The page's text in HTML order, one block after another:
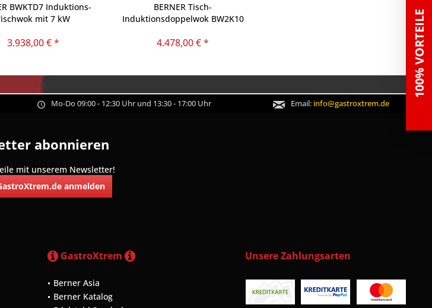
BWKTD7 Induktions-
mit 7 kW
3.938,00 € *
BERNER Tisch-
Induktionsdoppelwok BW2K10
4.478,00 € *
Mo-Do 09:00 - 12:30 Uhr und 13:30 - 17:00 Uhr Email: info@gastroxtrem.de
abonnieren
mit unserem Newsletter!
anmelden
GastroXtrem
Berner Asia
Berner Katalog
Unsere Zahlungsarten
100% VORTEILE